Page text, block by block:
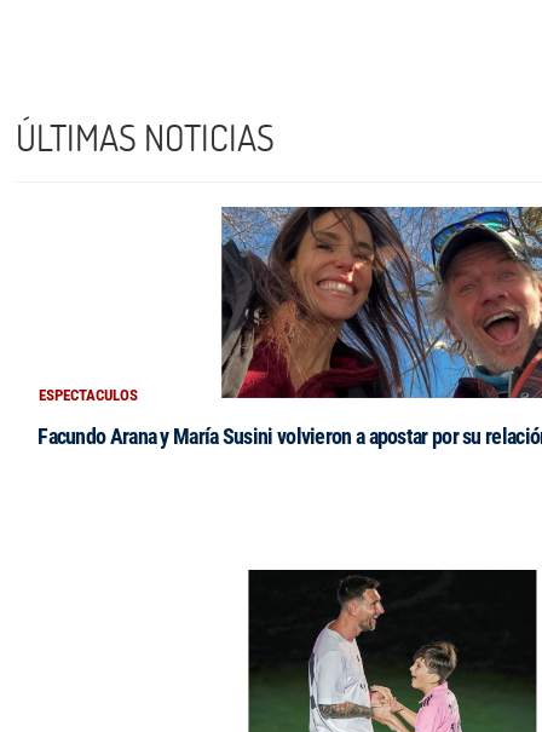
ÚLTIMAS NOTICIAS
ESPECTACULOS
Facundo Arana y María Susini volvieron a apostar por su